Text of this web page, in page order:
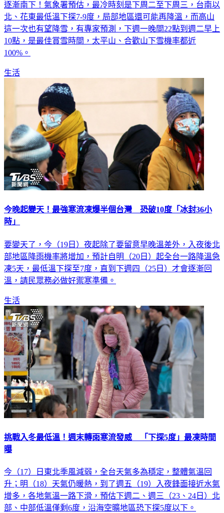
逐漸南下！氣象署預估，最冷時刻是下周二至下周三，台南以
北、花東最低溫下探7-9度，局部地區還可能再降溫，而高山
這一次也有望降雪，有專家預測，下週一晚間22點到週二早上
10點，是最佳賞雪時間，太平山、合歡山下雪機率都近
100%。
生活
今晚起變天！最強寒流凍爆半個台灣 恐破10度「冰封36小
時」
要變天了，今（19日）夜起除了要留意早晚溫差外，入夜後北
部地區降雨機率將增加，預計自明（20日）起全台一路降溫急
凍5天，最低溫下探至7度，直到下週四（25日）才會逐漸回
溫，請民眾務必做好禦寒準備。
生活
挑戰入冬最低溫！週末轉雨寒流發威 「下探5度」最凍時間
曝
今（17）日東北季風減弱，全台天氣多為穩定，整體氣溫回
升；明（18）天氣仍暖熱，到了週五（19）入夜鋒面接近水氣
增多，各地氣溫一路下滑，預估下週二、週三（23、24日）北
部、中部低溫僅剩6度，沿海空曠地區恐下探5度以下。